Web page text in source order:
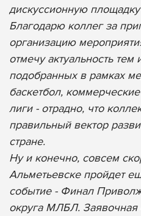
дискуссионную
Благодарю коллег за
организацию
отмечу актуальность тем
подобранных в рамках
баскетбол,
лиги - отрадно, что
правильный вектор
стране.
Ну и конечно, совсем
Альметьевске пройдет
событие - Финал
округа МЛБЛ. Заявочная